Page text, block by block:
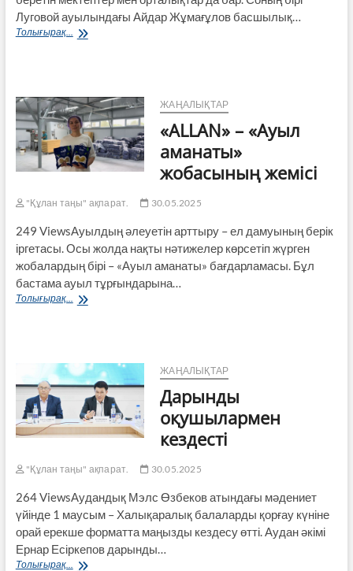
Луговой ауылындағы Айдар Жұмағұлов басшылық…
Толығырақ...
Шәкірттерін
ЖАҢАЛЫҚТАР
«ALLAN» – «Ауыл
аманаты»
жобасының жемісі
"Құлан таңы" ақпарат. 30.05.2025
249 ViewsАуылдың әлеуетін арттыру – ел дамуының берік
іргетасы. Осы жолда нақты нәтижелер көрсетіп жүрген
жобалардың бірі – «Ауыл аманаты» бағдарламасы. Бұл
бастама ауыл тұрғындарына…
Толығырақ...
«ALLAN»
жемісі
ЖАҢАЛЫҚТАР
Дарынды
оқушылармен
кездесті
"Құлан таңы" ақпарат. 30.05.2025
264 ViewsАудандық Мэлс Өзбеков атындағы мәдениет
үйінде 1 маусым – Халықаралық балаларды қорғау күніне
орай ерекше форматта маңызды кездесу өтті. Аудан әкімі
Ернар Есіркепов дарынды…
Толығырақ...
Дарынды